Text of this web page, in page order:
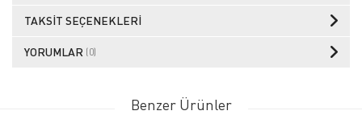
TAKSIT SEÇENEKLERI
YORUMLAR (0)
Benzer Ürünler